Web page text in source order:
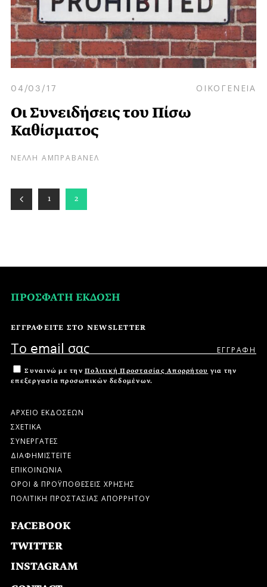
04/03/17 ΟΙΚΟΓΕΝΕΙΑ
Οι Συνειδήσεις του Πίσω
Καθίσματος
ΝΕΛΛΗ ΑΜΠΡΑΒΑΝΕΛ
1 2
ΠΡΟΣΦΑΤΗ ΕΚΔΟΣΗ
ΕΓΓΡΑΦΕΙΤΕ ΣΤΟ NEWSLETTER
Συναινώ με την Πολιτική Προστασίας Απορρήτου για την
επεξεργασία προσωπικών δεδομένων.
ΑΡΧΕΙΟ ΕΚΔΟΣΕΩΝ
ΣΧΕΤΙΚΑ
ΣΥΝΕΡΓΑΤΕΣ
ΔΙΑΦΗΜΙΣΤΕΙΤΕ
ΕΠΙΚΟΙΝΩΝΙΑ
ΟΡΟΙ & ΠΡΟΫΠΟΘΕΣΕΙΣ ΧΡΗΣΗΣ
ΠΟΛΙΤΙΚΗ ΠΡΟΣΤΑΣΙΑΣ ΑΠΟΡΡΗΤΟΥ
FACEBOOK
TWITTER
INSTAGRAM